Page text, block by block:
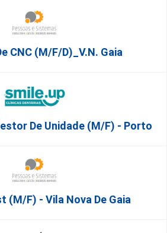
CNC (m/f/d)_V.N. Gaia
De Unidade (M/F) - Porto
(m/f) - Vila Nova De Gaia